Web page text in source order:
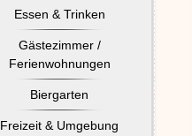
Essen & Trinken
Gästezimmer /
Ferienwohnungen
Biergarten
Freizeit & Umgebung